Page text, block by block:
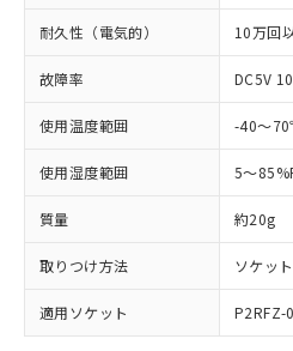
耐久性（電気的） 10万回
故障率 DC5V
使用温度範囲 -40～
使用湿度範囲 5～
質量 約20g
取りつけ方法 ソケット
適用ソケット P2RFZ-
メンバーズにご登
あります。
お客様が当ウェブ
登録された部品リ
および当社の共同
品・サービスに関
引・商談に必要な
をご了承ください
※当社の共同利用者
の共同利用に関し
用者の範囲」に記
指します。
※3 非含有証明書ダ
下記の非含有証明書を
とができます。
EU RoHS指令（10物質
51物質の非含有証明書
※本証明書は発行日時点
るもので、過去に遡っ
ものではありません。
また、RoHS指令のフ
及ぼさない年数を意味
「－」：未確認です。
い合わせください。
り引きをいたしま